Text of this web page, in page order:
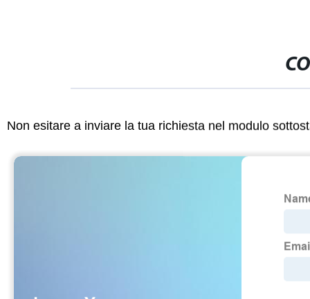
Non esitare a inviare la tua richiesta nel modulo